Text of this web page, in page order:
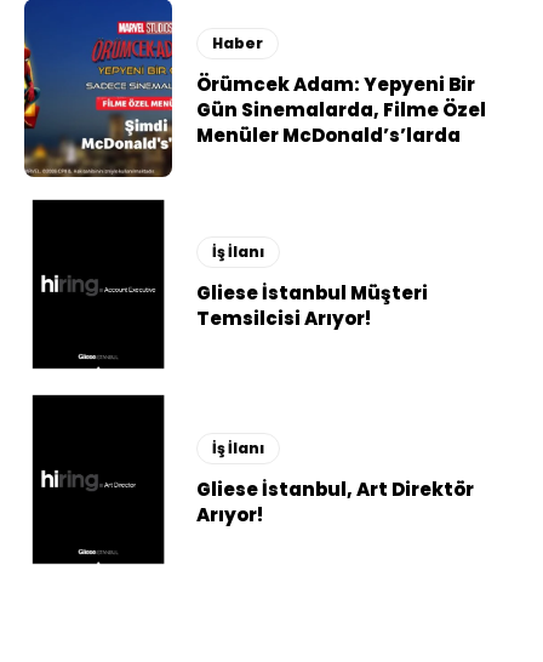
Haber
Örümcek Adam: Yepyeni Bir
Gün Sinemalarda, Filme Özel
Menüler McDonald’s’larda
İş İlanı
Gliese İstanbul Müşteri
Temsilcisi Arıyor!
İş İlanı
Gliese İstanbul, Art Direktör
Arıyor!